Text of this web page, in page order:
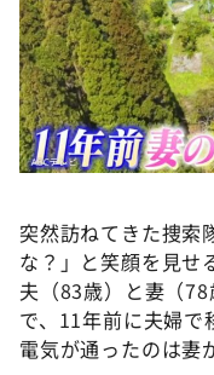
突然訪ねてきた捜索
な？」と笑顔を見せ
夫（83歳）と妻（
で、11年前に夫婦で
電気が通ったのは妻